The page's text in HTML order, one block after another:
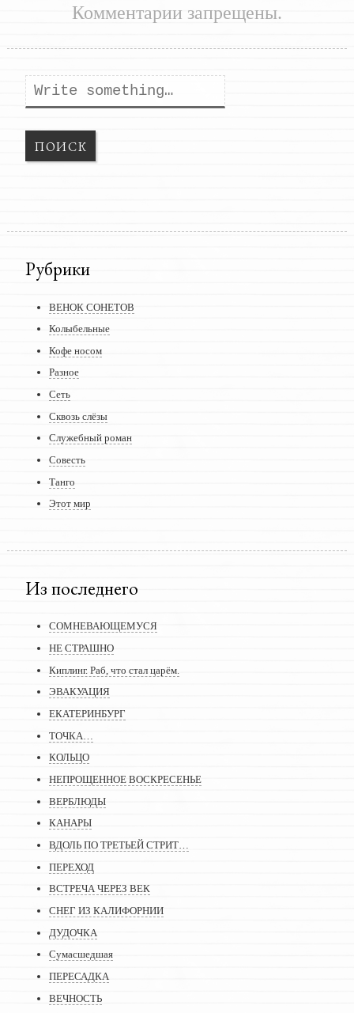
Комментарии запрещены.
Поиск
Рубрики
ВЕНОК СОНЕТОВ
Колыбельные
Кофе носом
Разное
Сеть
Сквозь слёзы
Служебный роман
Совесть
Танго
Этот мир
Из последнего
СОМНЕВАЮЩЕМУСЯ
НЕ СТРАШНО
Киплинг. Раб, что стал царём.
ЭВАКУАЦИЯ
ЕКАТЕРИНБУРГ
ТОЧКА…
КОЛЬЦО
НЕПРОЩЕННОЕ ВОСКРЕСЕНЬЕ
ВЕРБЛЮДЫ
КАНАРЫ
ВДОЛЬ ПО ТРЕТЬЕЙ СТРИТ…
ПЕРЕХОД
ВСТРЕЧА ЧЕРЕЗ ВЕК
СНЕГ ИЗ КАЛИФОРНИИ
ДУДОЧКА
Сумасшедшая
ПЕРЕСАДКА
ВЕЧНОСТЬ